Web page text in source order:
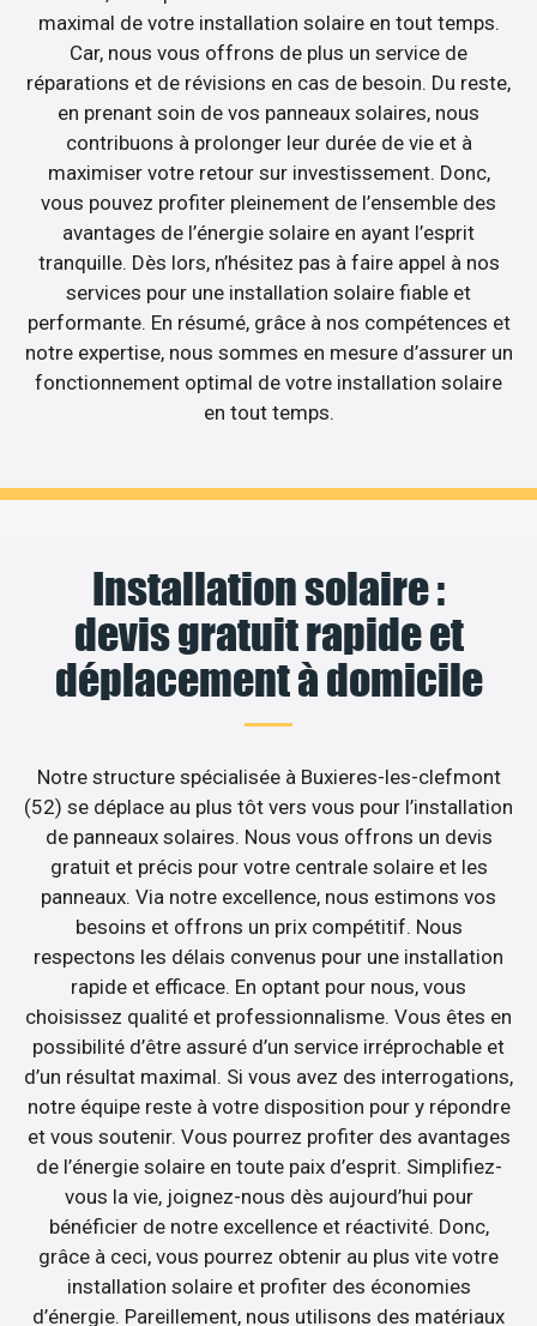
maximal de votre installation solaire en tout temps.
Car, nous vous offrons de plus un service de
réparations et de révisions en cas de besoin. Du reste,
en prenant soin de vos panneaux solaires, nous
contribuons à prolonger leur durée de vie et à
maximiser votre retour sur investissement. Donc,
vous pouvez profiter pleinement de l’ensemble des
avantages de l’énergie solaire en ayant l’esprit
tranquille. Dès lors, n’hésitez pas à faire appel à nos
services pour une installation solaire fiable et
performante. En résumé, grâce à nos compétences et
notre expertise, nous sommes en mesure d’assurer un
fonctionnement optimal de votre installation solaire
en tout temps.
Installation solaire :
devis gratuit rapide et
déplacement à domicile
Notre structure spécialisée à Buxieres-les-clefmont
(52) se déplace au plus tôt vers vous pour l’installation
de panneaux solaires. Nous vous offrons un devis
gratuit et précis pour votre centrale solaire et les
panneaux. Via notre excellence, nous estimons vos
besoins et offrons un prix compétitif. Nous
respectons les délais convenus pour une installation
rapide et efficace. En optant pour nous, vous
choisissez qualité et professionnalisme. Vous êtes en
possibilité d’être assuré d’un service irréprochable et
d’un résultat maximal. Si vous avez des interrogations,
notre équipe reste à votre disposition pour y répondre
et vous soutenir. Vous pourrez profiter des avantages
de l’énergie solaire en toute paix d’esprit. Simplifiez-
vous la vie, joignez-nous dès aujourd’hui pour
bénéficier de notre excellence et réactivité. Donc,
grâce à ceci, vous pourrez obtenir au plus vite votre
installation solaire et profiter des économies
d’énergie. Pareillement, nous utilisons des matériaux